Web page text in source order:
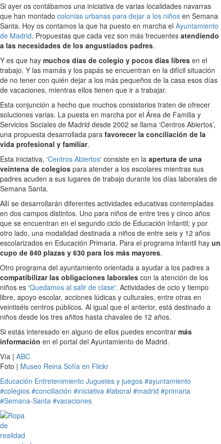
Si ayer os contábamos una iniciativa de varias localidades navarras
que han montado colonias urbanas para dejar a los niños en Semana
Santa. Hoy os contamos la que ha puesto en marcha el Ayuntamiento
de Madrid. Propuestas que cada vez son más frecuentes atendiendo
a las necesidades de los angustiados padres.
Y es que hay muchos días de colegio y pocos días libres en el
trabajo. Y las mamás y los papás se encuentran en la difícil situación
de no tener con quién dejar a los más pequeños de la casa esos días
de vacaciones, mientras ellos tienen que ir a trabajar.
Esta conjunción a hecho que muchos consistorios traten de ofrecer
soluciones varias. La puesta en marcha por el Área de Familia y
Servicios Sociales de Madrid desde 2002 se llama ‘Centros Abiertos’,
una propuesta desarrollada para favorecer la conciliación de la
vida profesional y familiar.
Esta iniciativa, ‘Centros Abiertos‘ consiste en la apertura de una
veintena de colegios para atender a los escolares mientras sus
padres acuden a sus lugares de trabajo durante los días laborales de
Semana Santa.
Allí se desarrollarán diferentes actividades educativas contempladas
en dos campos distintos. Uno para niños de entre tres y cinco años
que se encuentran en el segundo ciclo de Educación Infantil; y por
otro lado, una modalidad destinada a niños de entre seis y 12 años
escolarizados en Educación Primaria. Para el programa infantil hay un
cupo de 840 plazas y 630 para los más mayores.
Otro programa del ayuntamiento orientada a ayudar a los padres a
compatibilizar las obligaciones laborales con la atención de los
niños es ‘Quedamos al salir de clase‘. Actividades de ocio y tiempo
libre, apoyo escolar, acciones lúdicas y culturales, entre otras en
veintiséis centros públicos. Al igual que el anterior, está destinado a
niños desde los tres añitos hasta chavales de 12 años.
Si estás interesado en alguno de ellos puedes encontrar más
información en el portal del Ayuntamiento de Madrid.
Vía | ABC
Foto | Museo Reina Sofía en Flickr
Educación Entretenimiento Juguetes y juegos #ayuntamiento
#colegios #conciliación #iniciativa #laboral #madrid #primaria
#Semana-Santa #vacaciones